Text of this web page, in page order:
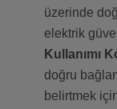
üzerinde
elektrik
Kullanımı
doğru
belirtmek